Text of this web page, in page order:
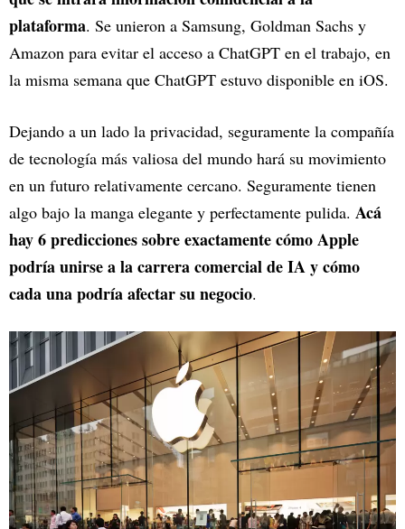
plataforma. Se unieron a Samsung, Goldman Sachs y
Amazon para evitar el acceso a ChatGPT en el trabajo, en
la misma semana que ChatGPT estuvo disponible en iOS.
Dejando a un lado la privacidad, seguramente la compañía
de tecnología más valiosa del mundo hará su movimiento
en un futuro relativamente cercano. Seguramente tienen
algo bajo la manga elegante y perfectamente pulida. Acá
hay 6 predicciones sobre exactamente cómo Apple
podría unirse a la carrera comercial de IA y cómo
cada una podría afectar su negocio.